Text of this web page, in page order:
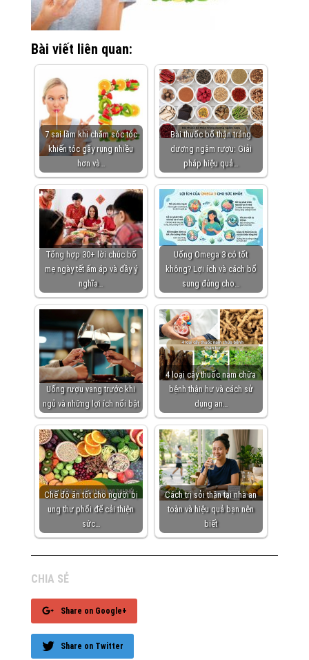
Bài viết liên quan:
7 sai lầm khi chăm sóc tóc
khiến tóc gãy rụng nhiều
hơn và…
Bài thuốc bổ thận tráng
dương ngâm rượu: Giải
pháp hiệu quả…
Tổng hợp 30+ lời chúc bố
mẹ ngày tết ấm áp và đầy ý
nghĩa…
Uống Omega 3 có tốt
không? Lợi ích và cách bổ
sung đúng cho…
Uống rượu vang trước khi
ngủ và những lợi ích nổi bật
4 loại cây thuốc nam chữa
bệnh thận hư và cách sử
dụng an…
Chế độ ăn tốt cho người bị
ung thư phổi để cải thiện
sức…
Cách trị sỏi thận tại nhà an
toàn và hiệu quả bạn nên
biết
CHIA SẺ
Share on Google+
Share on Twitter